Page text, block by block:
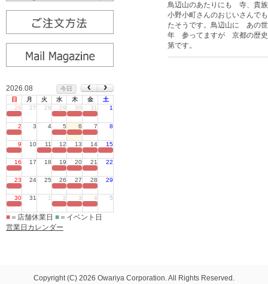
2026.08
今日
日
月 火 水 木 金
土
26
27 28 29 30 31 1
2 3 4 5 6 7 8
9 10 11 12 13 14 15
16 17 18 19 20 21 22
23 24 25 26 27 28 29
30 31 1 2 3 4 5
■ ＝店舗休業日 ■ ＝イベント日
営業日カレンダー
鳥辺山のあたりにも 寺、貴
小野小町さんのおじいさん
たそうです。鳥辺山に あの世
年 参ってますが 京都の歴史
第です。
Copyright (C) 2026 Owariya Corporation. All Rights Reserved.